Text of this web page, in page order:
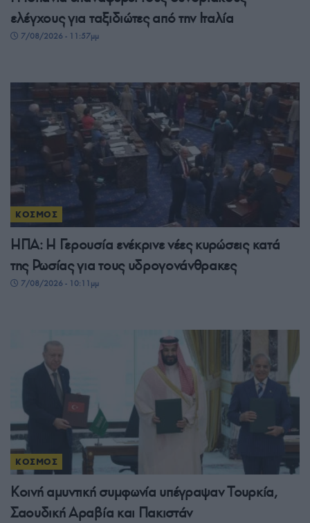
ελέγχους για ταξιδιώτες από την Ιταλία
7/08/2026 - 11:57μμ
ΚΟΣΜΟΣ
ΗΠΑ: Η Γερουσία ενέκρινε νέες κυρώσεις κατά
της Ρωσίας για τους υδρογονάνθρακες
7/08/2026 - 10:11μμ
ΚΟΣΜΟΣ
Κοινή αμυντική συμφωνία υπέγραψαν Τουρκία,
Σαουδική Αραβία και Πακιστάν